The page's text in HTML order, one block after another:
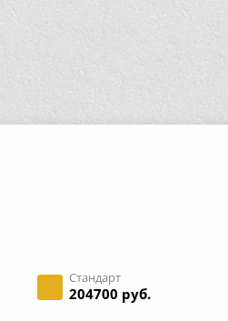
Стандарт
204700 руб.